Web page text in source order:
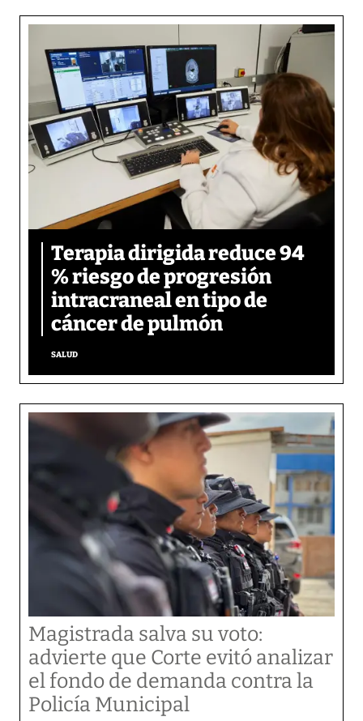
Terapia dirigida reduce 94
% riesgo de progresión
intracraneal en tipo de
cáncer de pulmón
SALUD
Magistrada salva su voto:
advierte que Corte evitó analizar
el fondo de demanda contra la
Policía Municipal